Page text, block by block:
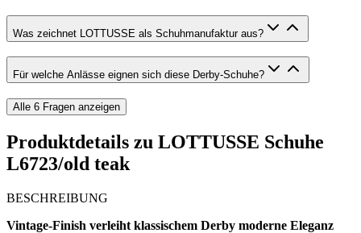
Was zeichnet LOTTUSSE als Schuhmanufaktur aus?
Für welche Anlässe eignen sich diese Derby-Schuhe?
Alle 6 Fragen anzeigen
Produktdetails zu LOTTUSSE Schuhe
L6723/old teak
BESCHREIBUNG
Vintage-Finish verleiht klassischem Derby moderne Eleganz